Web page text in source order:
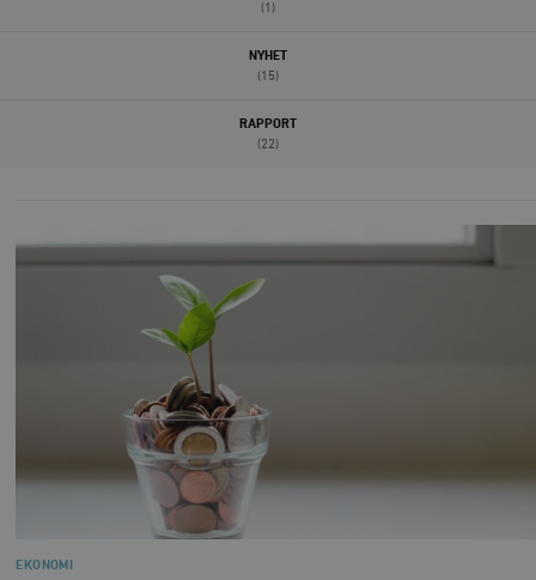
(1)
NYHET
(15)
RAPPORT
(22)
EKONOMI